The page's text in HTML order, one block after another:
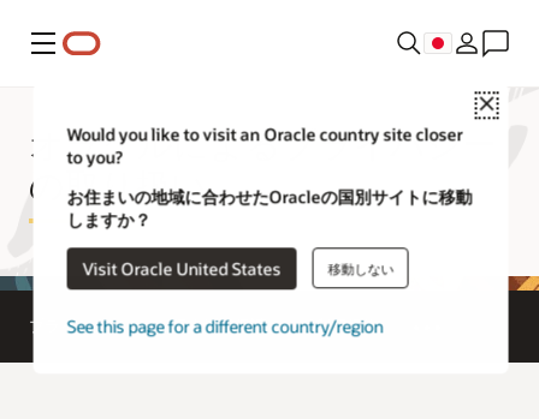
メニュー
Close
Would you like to visit an Oracle country site closer
to you?
お住まいの地域に合わせたOracleの国別サイトに移動
しますか？
Visit Oracle United States 移動しない
See this page for a different country/region
オラクルによるプライバシー
の取り扱い
プライバシー 個人情報保護 利用規約